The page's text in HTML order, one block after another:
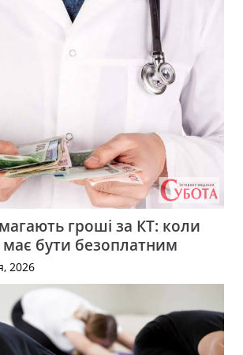
гроші за КТ: коли
бути безоплатним
2026